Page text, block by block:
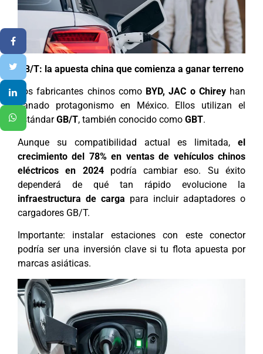
GB/T: la apuesta china que comienza a ganar terreno
Los fabricantes chinos como BYD, JAC o Chireyhan
ganado protagonismo en México. Ellos utilizan el
estándarGB/T, también conocido como GBT.
Aunque su compatibilidad actual es limitada, el
crecimiento del 78% en ventas de vehículos chinos
eléctricos en 2024podría cambiar eso. Su éxito
dependerá de qué tan rápido evolucione la
infraestructura de carga para incluir adaptadores o
cargadores GB/T.
Importante: instalar estaciones con este conector
podría ser una inversión clave si tu flota apuesta por
marcas asiáticas.